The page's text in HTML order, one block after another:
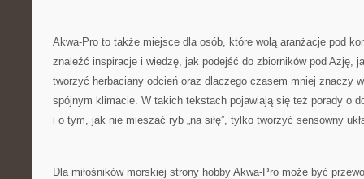
Akwa-Pro to także miejsce dla osób, które wolą aranżacje pod
znaleźć inspiracje i wiedzę, jak podejść do zbiorników pod Azję,
tworzyć herbaciany odcień oraz dlaczego czasem mniej znaczy
spójnym klimacie. W takich tekstach pojawiają się też porady o
i o tym, jak nie mieszać ryb „na siłę”, tylko tworzyć sensowny
Dla miłośników morskiej strony hobby Akwa-Pro może być